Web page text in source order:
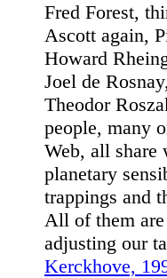
Fred Forest,
Ascott again,
Howard
Joel de
Theodor
people, many
Web, all share
planetary
trappings and
All of them
adjusting our
Kerckhove,